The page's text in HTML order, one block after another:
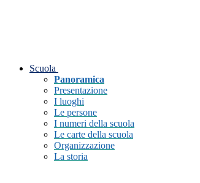
Scuola
Panoramica
Presentazione
I luoghi
Le persone
I numeri della scuola
Le carte della scuola
Organizzazione
La storia